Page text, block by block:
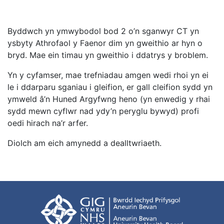
Byddwch yn ymwybodol bod 2 o’n sganwyr CT yn
ysbyty Athrofaol y Faenor dim yn gweithio ar hyn o
bryd. Mae ein timau yn gweithio i ddatrys y broblem.
Yn y cyfamser, mae trefniadau amgen wedi rhoi yn ei
le i ddarparu sganiau i gleifion, er gall cleifion sydd yn
ymweld â’n Huned Argyfwng heno (yn enwedig y rhai
sydd mewn cyflwr nad ydy’n peryglu bywyd) profi
oedi hirach na’r arfer.
Diolch am eich amynedd a dealltwriaeth.